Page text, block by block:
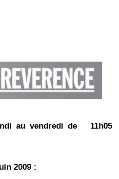
au vendredi de 11h05
2009 :